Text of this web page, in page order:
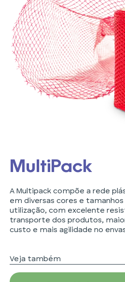
MultiPack
A Multipack compõe a rede
em diversas cores e
utilização, com excelente
transporte dos produtos,
custo e mais agilidade no
Veja também